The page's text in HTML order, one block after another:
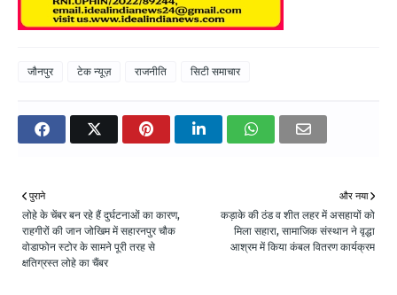
जौनपुर टेक न्यूज़ राजनीति सिटी समाचार
और नया
कड़ाके की ठंड व शीत लहर में असहायों को
मिला सहारा, सामाजिक संस्थान ने वृद्धा
आश्रम में किया कंबल वितरण कार्यक्रम
पुराने
लोहे के चेंबर बन रहे हैं दुर्घटनाओं का कारण,
राहगीरों की जान जोखिम में सहारनपुर चौक
वोडाफोन स्टोर के सामने पूरी तरह से
क्षतिग्रस्त लोहे का चैंबर